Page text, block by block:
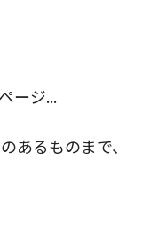
ージ...
あるものまで、